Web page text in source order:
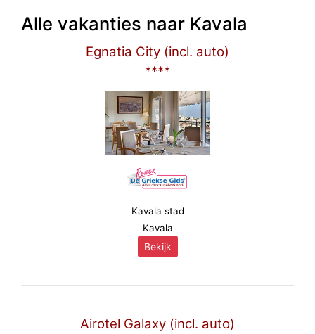
Alle vakanties naar Kavala
Egnatia City (incl. auto)
****
Kavala stad
Kavala
Bekijk
Airotel Galaxy (incl. auto)